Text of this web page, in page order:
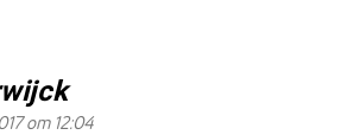
om 12:04